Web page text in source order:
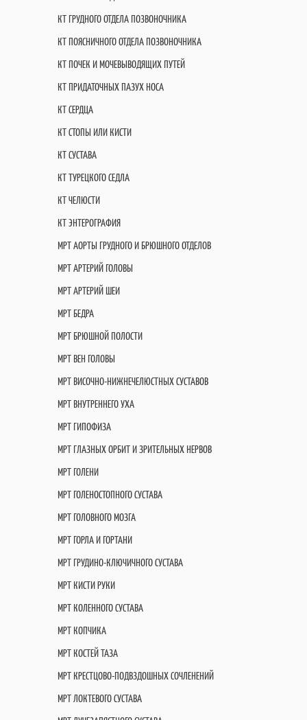
КТ ГРУДНОГО ОТДЕЛА ПОЗВОНОЧНИКА
КТ ПОЯСНИЧНОГО ОТДЕЛА ПОЗВОНОЧНИКА
КТ ПОЧЕК И МОЧЕВЫВОДЯЩИХ ПУТЕЙ
КТ ПРИДАТОЧНЫХ ПАЗУХ НОСА
КТ СЕРДЦА
КТ СТОПЫ ИЛИ КИСТИ
КТ СУСТАВА
КТ ТУРЕЦКОГО СЕДЛА
КТ ЧЕЛЮСТИ
КТ ЭНТЕРОГРАФИЯ
МРТ АОРТЫ ГРУДНОГО И БРЮШНОГО ОТДЕЛОВ
МРТ АРТЕРИЙ ГОЛОВЫ
МРТ АРТЕРИЙ ШЕИ
МРТ БЕДРА
МРТ БРЮШНОЙ ПОЛОСТИ
МРТ ВЕН ГОЛОВЫ
МРТ ВИСОЧНО-НИЖНЕЧЕЛЮСТНЫХ СУСТАВОВ
МРТ ВНУТРЕННЕГО УХА
МРТ ГИПОФИЗА
МРТ ГЛАЗНЫХ ОРБИТ И ЗРИТЕЛЬНЫХ НЕРВОВ
МРТ ГОЛЕНИ
МРТ ГОЛЕНОСТОПНОГО СУСТАВА
МРТ ГОЛОВНОГО МОЗГА
МРТ ГОРЛА И ГОРТАНИ
МРТ ГРУДИНО-КЛЮЧИЧНОГО СУСТАВА
МРТ КИСТИ РУКИ
МРТ КОЛЕННОГО СУСТАВА
МРТ КОПЧИКА
МРТ КОСТЕЙ ТАЗА
МРТ КРЕСТЦОВО-ПОДВЗДОШНЫХ СОЧЛЕНЕНИЙ
МРТ ЛОКТЕВОГО СУСТАВА